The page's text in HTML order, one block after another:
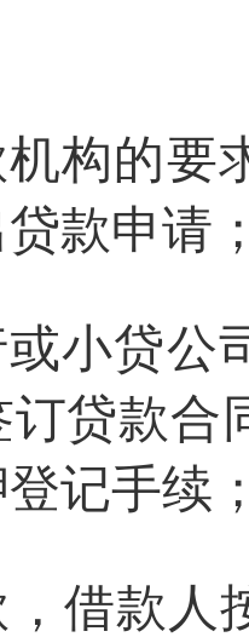
构的要
款申请
小贷公
贷款合
记手续
借款人